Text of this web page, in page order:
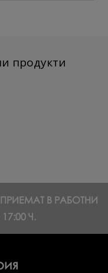
продукти
В РАБОТНИ
Ч.